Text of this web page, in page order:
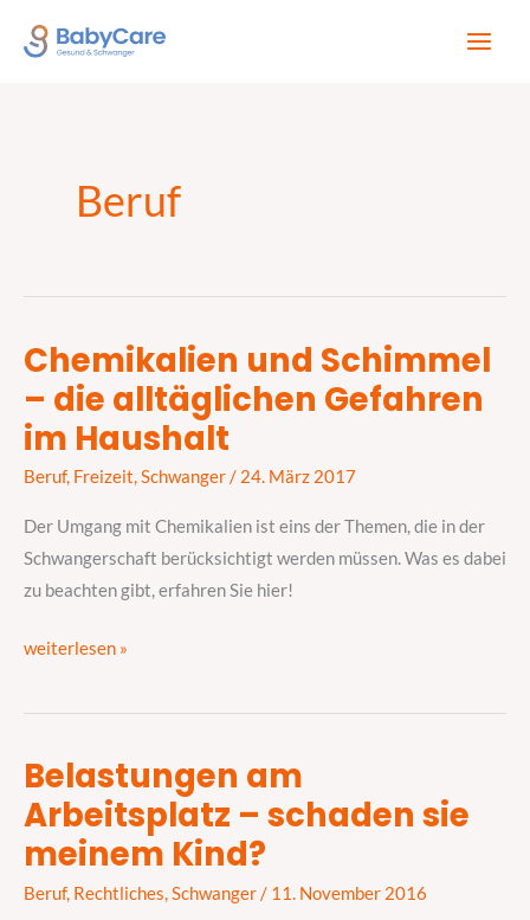
Inhalt
Beruf
Chemikalien und Schimmel
– die alltäglichen Gefahren
im Haushalt
Beruf, Freizeit,Schwanger/ 24. März 2017
Der Umgang mit Chemikalien ist eins der Themen, die in der
Schwangerschaft berücksichtigt werden müssen. Was es dabei
zu beachten gibt, erfahren Sie hier!
Chemikalien
Schimmel
–
die
alltäglichen
Gefahren
weiterlesen »
Belastungen am
Arbeitsplatz – schaden sie
meinem Kind?
Beruf, Rechtliches,Schwanger/ 11. November 2016
Belastungen
am
Arbeitsplatz
–
schaden